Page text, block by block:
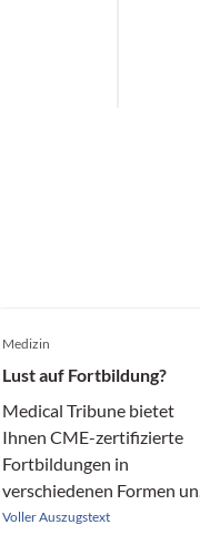
Medizin
Lust auf Fortbildung?
Medical Tribune bietet
Ihnen CME-zertifizierte
Fortbildungen in
verschiedenen Formen und
aus allen Fachrichtungen
Voller Auszugstext